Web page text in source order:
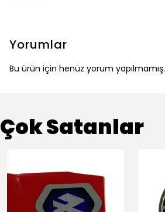
Yorumlar
Bu ürün için henüz yorum yapılmamış.
Çok Satanlar